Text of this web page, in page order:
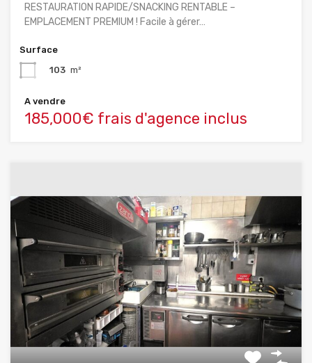
RESTAURATION RAPIDE/SNACKING RENTABLE –
EMPLACEMENT PREMIUM ! Facile à gérer…
Surface
103 m²
A vendre
185,000€ frais d'agence inclus